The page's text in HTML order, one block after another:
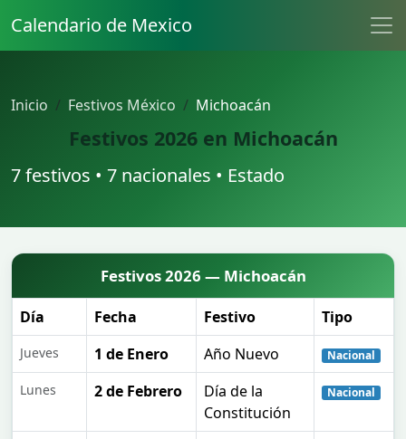
Calendario de Mexico
Inicio Festivos México Michoacán
Festivos 2026 en Michoacán
7 festivos • 7 nacionales • Estado
Festivos 2026 — Michoacán
Día Fecha Festivo Tipo
Jueves 1 de Enero Año Nuevo Nacional
Lunes 2 de Febrero
Día de la
Constitución
Nacional